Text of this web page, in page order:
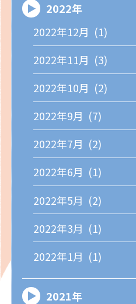
2022年
2022年12月 (1)
2022年11月 (3)
2022年10月 (2)
2022年9月 (7)
2022年7月 (2)
2022年6月 (1)
2022年5月 (2)
2022年3月 (1)
2022年1月 (1)
2021年